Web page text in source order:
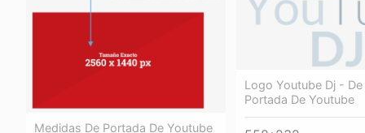
Medidas De Portada De Youtube
Logo Youtube Dj - De
Portada De Youtube